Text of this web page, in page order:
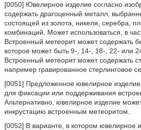
[0050] Ювелирное изделие согласно
содержать драгоценный металл,
состоящей из золота, никеля, серебра,
комбинаций. Может использоваться, в
Встроенный метеорит может содержать
которое может быть 9-, 14-, 18-, 22- или
Встроенный метеорит может содержать
например гравированное стерлинговое
[0051] Предложенное ювелирное
для фиксации или поддерживания
Альтернативно, ювелирное изделие
инкрустацию встроенным метеоритом.
[0052] В варианте, в котором ювелирное